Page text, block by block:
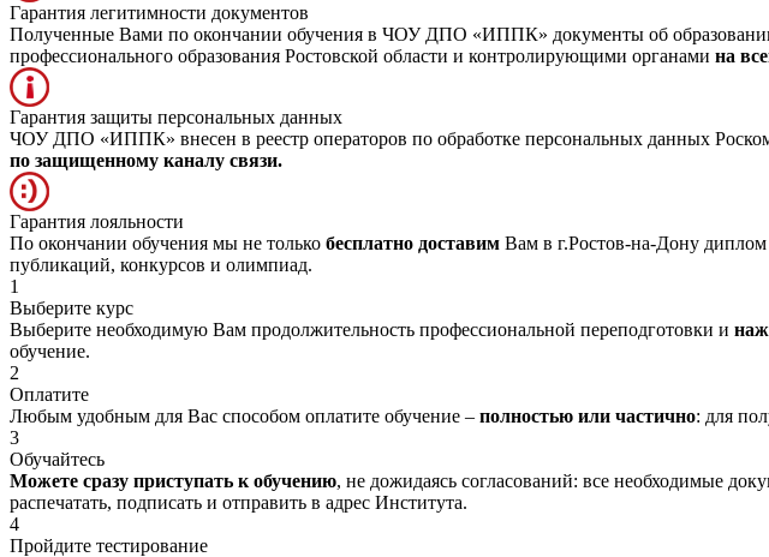
Гарантия легитимности документов
Полученные Вами по окончании обучения в ЧОУ ДПО «ИППК» документы об образовании
профессионального образования Ростовской области и контролирующими органами на
Гарантия защиты персональных данных
ЧОУ ДПО «ИППК» внесен в реестр операторов по обработке персональных данных
по защищенному каналу связи.
Гарантия лояльности
По окончании обучения мы не только бесплатно доставим Вам в г.Ростов-на-Дону
публикаций, конкурсов и олимпиад.
1
Выберите курс
Выберите необходимую Вам продолжительность профессиональной переподготовки и
обучение.
2
Оплатите
Любым удобным для Вас способом оплатите обучение – полностью или частично: для
3
Обучайтесь
Можете сразу приступать к обучению, не дожидаясь согласований: все необходимые
распечатать, подписать и отправить в адрес Института.
4
Пройдите тестирование